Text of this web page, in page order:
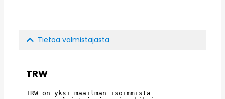
Tietoa valmistajasta
TRW
TRW on yksi maailman isoimmista